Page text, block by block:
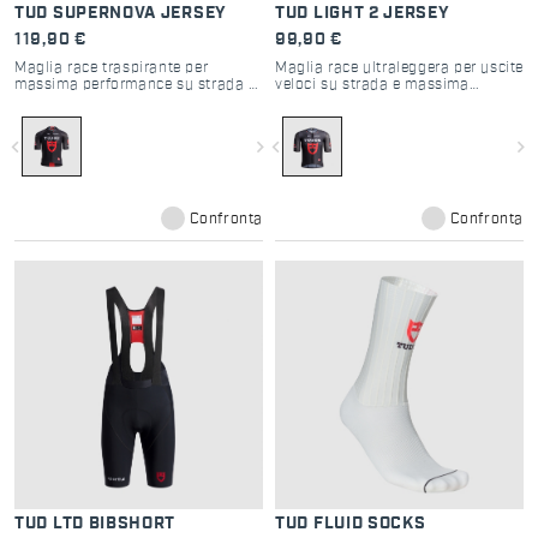
TUD SUPERNOVA JERSEY
119,90 €
Maglia race traspirante per
massima performance su strada e
navigate_before navigate_next
Confronta
TUD LIGHT 2 JERSEY
99,90 €
Maglia race ultraleggera per uscite
veloci su strada e massima
navigate_before navigate_next
Confronta
TUD LTD BIBSHORT
TUD FLUID SOCKS